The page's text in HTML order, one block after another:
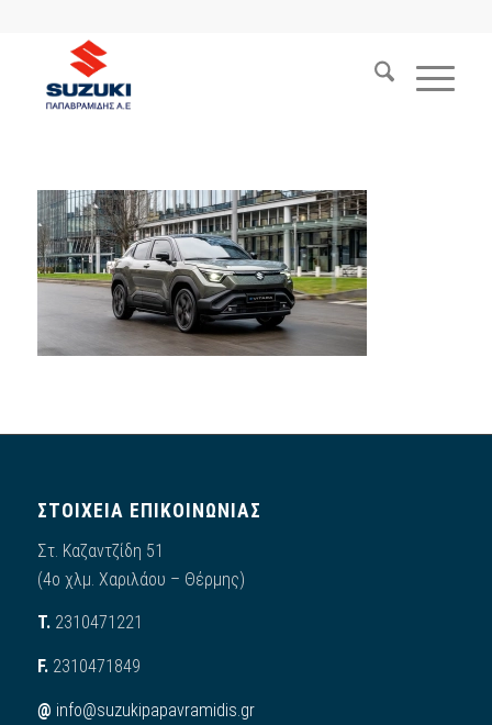
ΣΤΟΙΧΕΙΑ ΕΠΙΚΟΙΝΩΝΙΑΣ
Στ. Καζαντζίδη 51
(4ο χλμ. Χαριλάου – Θέρμης)
Τ.2310471221
F. 2310471849
@ info@suzukipapavramidis.gr